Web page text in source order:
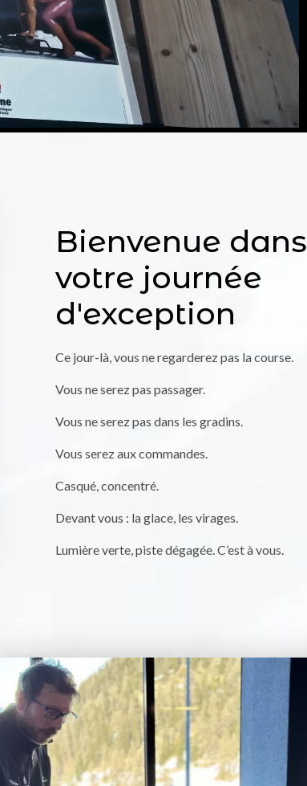
Bienvenue dans
votre journée
d'exception
Ce jour-là, vous ne regarderez pas la course.
Vous ne serez pas passager.
Vous ne serez pas dans les gradins.
Vous serez aux commandes.
Casqué, concentré.
Devant vous : la glace, les virages.
Lumière verte, piste dégagée. C’est à vous.